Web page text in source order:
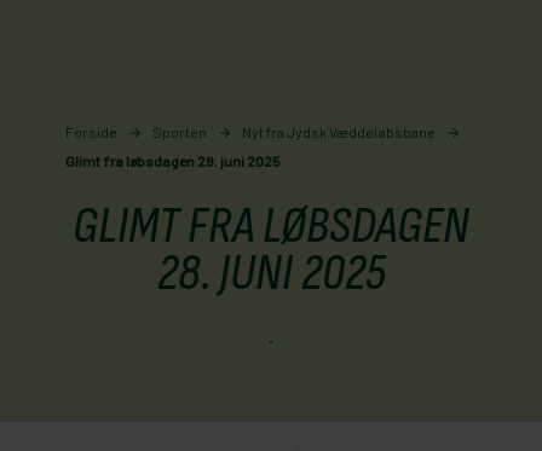
Forside Sporten
Nyt fra Jydsk Væddeløbsbane
Glimt fra løbsdagen 28. juni 2025
GLIMT FRA LØBSDAGEN
28. JUNI 2025
.